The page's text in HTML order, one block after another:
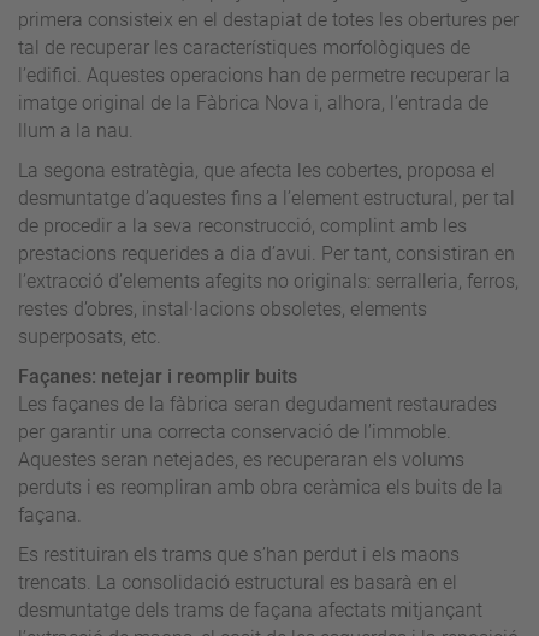
primera consisteix en el destapiat de totes les obertures per
tal de recuperar les característiques morfològiques de
l’edifici. Aquestes operacions han de permetre recuperar la
imatge original de la Fàbrica Nova i, alhora, l’entrada de
llum a la nau.
La segona estratègia, que afecta les cobertes, proposa el
desmuntatge d’aquestes fins a l’element estructural, per tal
de procedir a la seva reconstrucció, complint amb les
prestacions requerides a dia d’avui. Per tant, consistiran en
l’extracció d’elements afegits no originals: serralleria, ferros,
restes d’obres, instal·lacions obsoletes, elements
superposats, etc.
Façanes: netejar i reomplir buits
Les façanes de la fàbrica seran degudament restaurades
per garantir una correcta conservació de l’immoble.
Aquestes seran netejades, es recuperaran els volums
perduts i es reompliran amb obra ceràmica els buits de la
façana.
Es restituiran els trams que s’han perdut i els maons
trencats. La consolidació estructural es basarà en el
desmuntatge dels trams de façana afectats mitjançant